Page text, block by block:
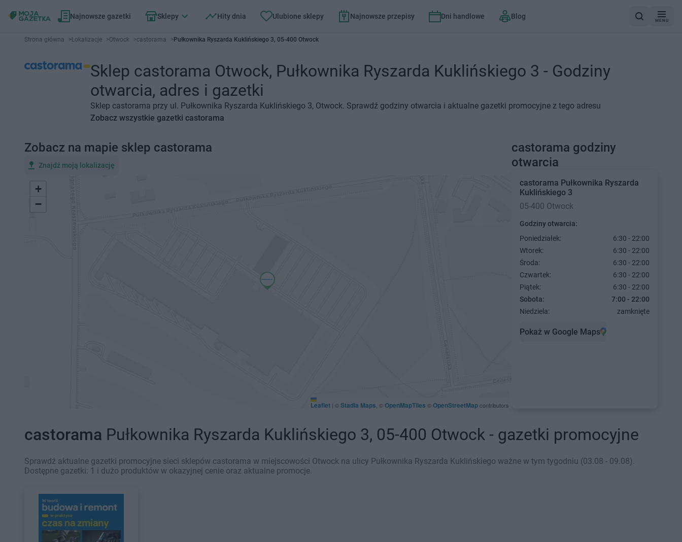
Najnowsze gazetki Sklepy Hity dnia Ulubione sklepy Najnowsze przepisy Dni handlowe Blog
MENU
Strona główna >Lokalizacje >Otwock >castorama >Pułkownika Ryszarda Kuklińskiego 3, 05-400 Otwock
Sklep castorama Otwock, Pułkownika Ryszarda Kuklińskiego 3 - Godziny
otwarcia, adres i gazetki
Sklep castorama przy ul. Pułkownika Ryszarda Kuklińskiego 3, Otwock. Sprawdź godziny otwarcia i aktualne gazetki promocyjne z tego adresu
Zobacz wszystkie gazetki castorama
castorama godziny
otwarcia
castorama Pułkownika Ryszarda
Kuklińskiego 3
05-400 Otwock
Godziny otwarcia:
Poniedziałek:
6:30 - 22:00
Wtorek:
6:30 - 22:00
Środa:
6:30 - 22:00
Czwartek:
6:30 - 22:00
Piątek:
6:30 - 22:00
Sobota:
7:00 - 22:00
Niedziela:
zamknięte
Pokaż w Google Maps
Zobacz na mapie sklep castorama
Znajdź moją lokalizację
+
−
Leaflet | ©Stadia Maps , ©OpenMapTiles ©OpenStreetMapcontributors
castorama Pułkownika Ryszarda Kuklińskiego 3, 05-400 Otwock - gazetki promocyjne
Sprawdź aktualne gazetki promocyjne sieci sklepów castorama w miejscowości Otwock na ulicy Pułkownika Ryszarda Kuklińskiego ważne w tym tygodniu (03.08 - 09.08).
Dostępne gazetki: 1 i dużo produktów w okazyjnej cenie oraz aktualne promocje.